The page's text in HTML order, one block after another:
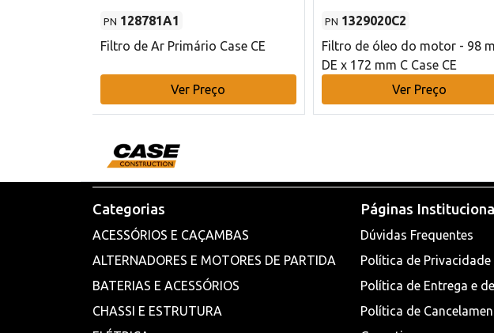
PN 128781A1
Filtro de Ar Primário Case CE
Ver Preço
PN 1329020C2
Filtro de óleo do motor - 98
DE x 172 mm C Case CE
Ver Preço
Categorias
ACESSÓRIOS E CAÇAMBAS
ALTERNADORES E MOTORES DE PARTIDA
BATERIAS E ACESSÓRIOS
CHASSI E ESTRUTURA
Páginas
Dúvidas Frequentes
Política de Privacidade
Política de Entrega e
Política de